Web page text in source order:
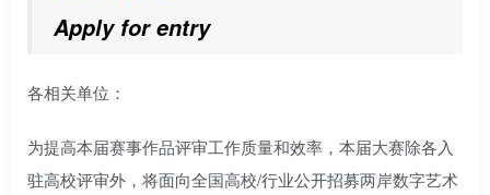
Apply for entry
各相关单位：
为提高本届赛事作品评审工作质量和效率，本届大赛除各入
驻高校评审外，将面向全国高校/行业公开招募两岸数字艺术